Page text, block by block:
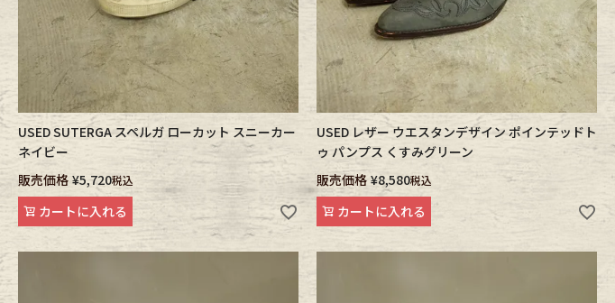
USED SUTERGA スペルガ ローカット スニーカー
ネイビー
販売価格 ¥5,720税込
カートに入れる
USED レザー ウエスタンデザイン ポインテッドト
ゥ パンプス くすみグリーン
販売価格 ¥8,580税込
カートに入れる